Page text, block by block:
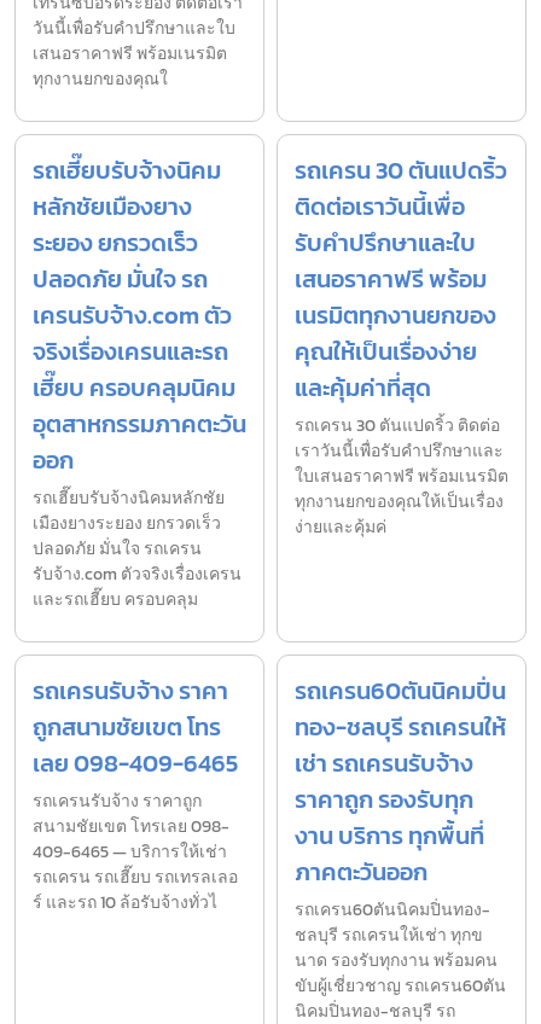
วันนี้เพื่อรับคำปรึกษาและใบ
เสนอราคาฟรี พร้อมเนรมิต
ทุกงานยกของคุณใ
รถเฮี๊ยบรับจ้างนิคม
หลักชัยเมืองยาง
ระยอง ยกรวดเร็ว
ปลอดภัย มั่นใจ รถ
เครนรับจ้าง.com ตัว
จริงเรื่องเครนและรถ
เฮี๊ยบ ครอบคลุมนิคม
อุตสาหกรรมภาคตะวัน
ออก
รถเฮี๊ยบรับจ้างนิคมหลักชัย
เมืองยางระยอง ยกรวดเร็ว
ปลอดภัย มั่นใจ รถเครน
รับจ้าง.com ตัวจริงเรื่องเครน
และรถเฮี๊ยบ ครอบคลุม
รถเครน 30 ตันแปดริ้ว
ติดต่อเราวันนี้เพื่อ
รับคำปรึกษาและใบ
เสนอราคาฟรี พร้อม
เนรมิตทุกงานยกของ
คุณให้เป็นเรื่องง่าย
และคุ้มค่าที่สุด
รถเครน 30 ตันแปดริ้ว ติดต่อ
เราวันนี้เพื่อรับคำปรึกษาและ
ใบเสนอราคาฟรี พร้อมเนรมิต
ทุกงานยกของคุณให้เป็นเรื่อง
ง่ายและคุ้มค่
รถเครนรับจ้าง ราคา
ถูกสนามชัยเขต โทร
เลย 098-409-6465
รถเครนรับจ้าง ราคาถูก
สนามชัยเขต โทรเลย 098-
409-6465 — บริการให้เช่า
รถเครน รถเฮี๊ยบ รถเทรลเลอ
ร์ และรถ 10 ล้อรับจ้างทั่วไ
รถเครน60ตันนิคมปิ่น
ทอง-ชลบุรี รถเครนให้
เช่า รถเครนรับจ้าง
ราคาถูก รองรับทุก
งาน บริการ ทุกพื้นที่
ภาคตะวันออก
รถเครน60ตันนิคมปิ่นทอง-
ชลบุรี รถเครนให้เช่า ทุกข
นาด รองรับทุกงาน พร้อมคน
ขับผู้เชี่ยวชาญ รถเครน60ตัน
นิคมปิ่นทอง-ชลบุรี รถ